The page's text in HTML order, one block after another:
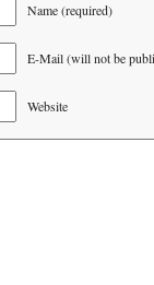
Name (required)
E-Mail (will not be
Website